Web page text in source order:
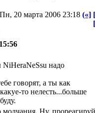
Пн, 20 марта 2006 23:18 («]
надо
говорят, а ты как
то нелесть...больше
молчания. Ну, прореагируй